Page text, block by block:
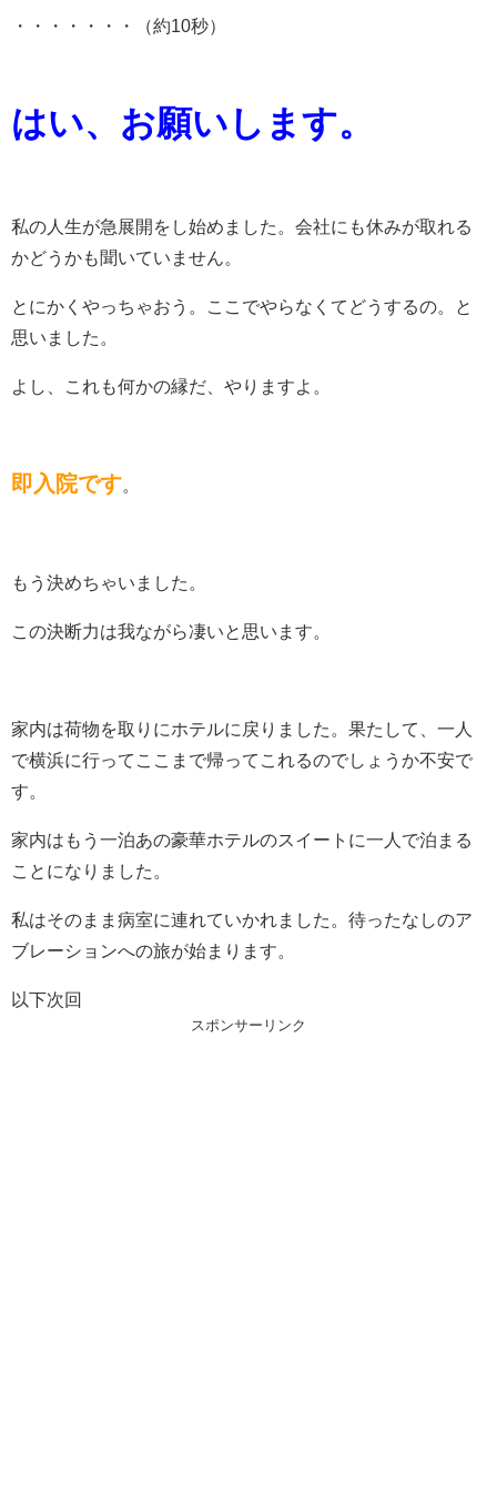
・・・・・・・（約10秒）
はい、お願いします。
私の人生が急展開をし始めました。会社にも休みが取れる
かどうかも聞いていません。
とにかくやっちゃおう。ここでやらなくてどうするの。と
思いました。
よし、これも何かの縁だ、やりますよ。
即入院です
もう決めちゃいました。
この決断力は我ながら凄いと思います。
家内は荷物を取りにホテルに戻りました。果たして、一人
で横浜に行ってここまで帰ってこれるのでしょうか不安で
す。
家内はもう一泊あの豪華ホテルのスイートに一人で泊まる
ことになりました。
私はそのまま病室に連れていかれました。待ったなしのア
ブレーションへの旅が始まります。
以下次回
スポンサーリンク